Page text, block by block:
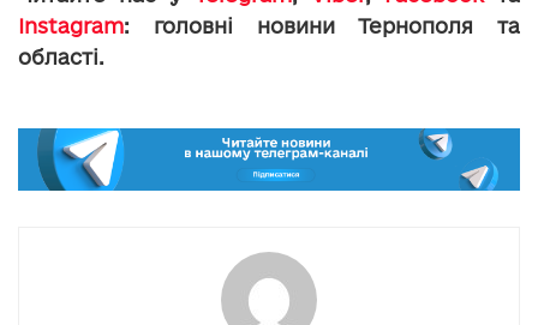
Instagram: головні новини Тернополя та
області.